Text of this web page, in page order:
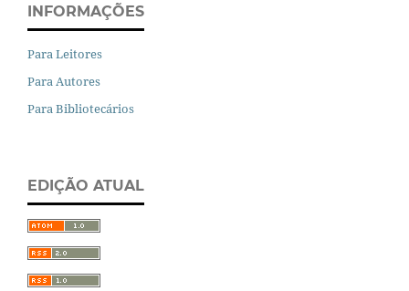
INFORMAÇÕES
Para Leitores
Para Autores
Para Bibliotecários
EDIÇÃO ATUAL